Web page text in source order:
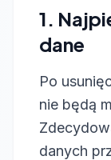
1.
dane
Po
nie będą
danych